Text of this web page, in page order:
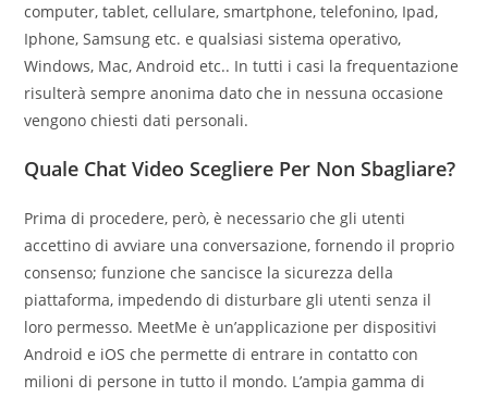
computer, tablet, cellulare, smartphone, telefonino, Ipad,
Iphone, Samsung etc. e qualsiasi sistema operativo,
Windows, Mac, Android etc.. In tutti i casi la frequentazione
risulterà sempre anonima dato che in nessuna occasione
vengono chiesti dati personali.
Quale Chat Video Scegliere Per Non Sbagliare?
Prima di procedere, però, è necessario che gli utenti
accettino di avviare una conversazione, fornendo il proprio
consenso; funzione che sancisce la sicurezza della
piattaforma, impedendo di disturbare gli utenti senza il
loro permesso. MeetMe è un’applicazione per dispositivi
Android e iOS che permette di entrare in contatto con
milioni di persone in tutto il mondo. L’ampia gamma di